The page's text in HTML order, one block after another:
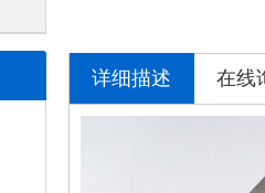
详细描述 在线